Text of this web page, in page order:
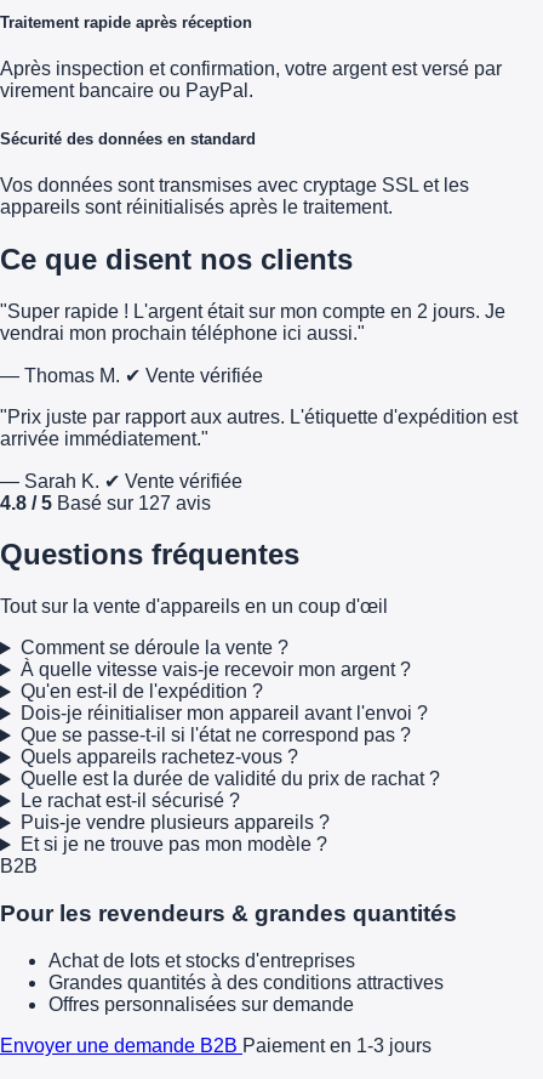
Traitement rapide après réception
Après inspection et confirmation, votre argent est versé par
virement bancaire ou PayPal.
Sécurité des données en standard
Vos données sont transmises avec cryptage SSL et les
appareils sont réinitialisés après le traitement.
Ce que disent nos clients
"Super rapide ! L'argent était sur mon compte en 2 jours. Je
vendrai mon prochain téléphone ici aussi."
— Thomas M. ✔ Vente vérifiée
"Prix juste par rapport aux autres. L'étiquette d'expédition est
arrivée immédiatement."
— Sarah K. ✔ Vente vérifiée
4.8 / 5 Basé sur 127 avis
Questions fréquentes
Tout sur la vente d'appareils en un coup d'œil
Comment se déroule la vente ?
À quelle vitesse vais-je recevoir mon argent ?
Qu'en est-il de l'expédition ?
Dois-je réinitialiser mon appareil avant l'envoi ?
Que se passe-t-il si l'état ne correspond pas ?
Quels appareils rachetez-vous ?
Quelle est la durée de validité du prix de rachat ?
Le rachat est-il sécurisé ?
Puis-je vendre plusieurs appareils ?
Et si je ne trouve pas mon modèle ?
B2B
Pour les revendeurs & grandes quantités
Achat de lots et stocks d'entreprises
Grandes quantités à des conditions attractives
Offres personnalisées sur demande
Envoyer une demande B2B Paiement en 1-3 jours